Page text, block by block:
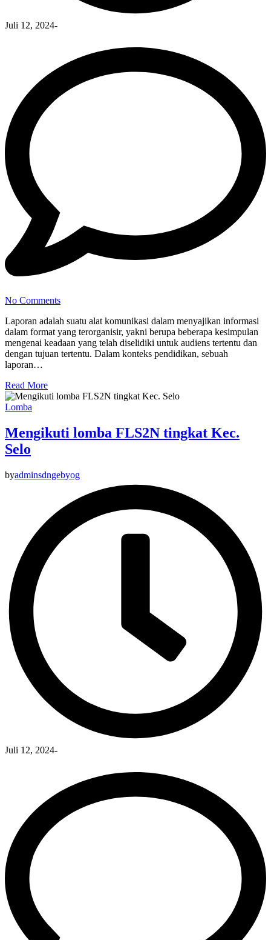
Juli 12, 2024-
No Comments
Laporan adalah suatu alat komunikasi dalam menyajikan informasi
dalam format yang terorganisir, yakni berupa beberapa kesimpulan
mengenai keadaan yang telah diselidiki untuk audiens tertentu dan
dengan tujuan tertentu. Dalam konteks pendidikan, sebuah
laporan…
Read More
Lomba
Mengikuti lomba FLS2N tingkat Kec.
Selo
byadminsdngebyog
Juli 12, 2024-